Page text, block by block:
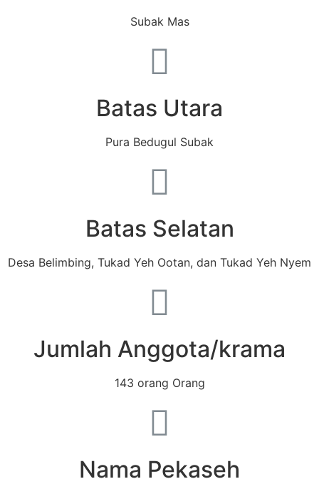
Subak Mas
Batas Utara
Pura Bedugul Subak
Batas Selatan
Desa Belimbing, Tukad Yeh Ootan, dan Tukad Yeh Nyem
Jumlah Anggota/krama
143 orang Orang
Nama Pekaseh